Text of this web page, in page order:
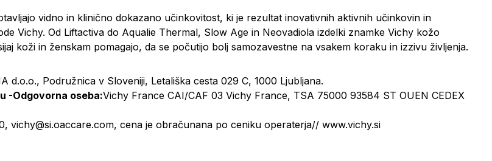
vidno in klinično dokazano učinkovitost, ki je rezultat inovativnih aktivnih učinkovin in
Vichy. Od Liftactiva do Aqualie Thermal, Slow Age in Neovadiola izdelki znamke Vichy kožo
koži in ženskam pomagajo, da se počutijo bolj samozavestne na vsakem koraku in izzivu življenja.
d.o.o., Podružnica v Sloveniji, Letališka cesta 029 C, 1000 Ljubljana.
-Odgovorna oseba:Vichy France CAI/CAF 03 Vichy France, TSA 75000 93584 ST OUEN CEDEX
vichy@si.oaccare.com, cena je obračunana po ceniku operaterja// www.vichy.si